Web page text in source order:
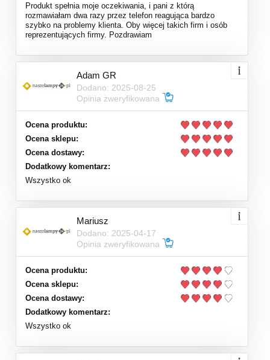
Produkt spełnia moje oczekiwania, i pani z którą
rozmawiałam dwa razy przez telefon reagująca bardzo
szybko na problemy klienta. Oby więcej takich firm i osób
reprezentujących firmy. Pozdrawiam
Adam GR
Dodano: 2025-08-25
Opinia zweryfikowana
Ocena produktu:
Ocena sklepu:
Ocena dostawy:
Dodatkowy komentarz:
Wszystko ok
Mariusz
Dodano: 2025-04-17
Opinia zweryfikowana
Ocena produktu:
Ocena sklepu:
Ocena dostawy:
Dodatkowy komentarz:
Wszystko ok